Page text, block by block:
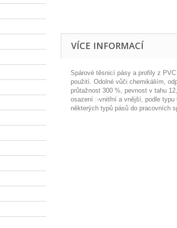
VÍCE INFORMACÍ
Spárové těsnicí pásy a profily z
použití. Odolné vůči chemikáliím,
průtažnost 300 %, pevnost v tahu
osazení :-vnitřní a vnější, podle
některých typů pásů do pracovních